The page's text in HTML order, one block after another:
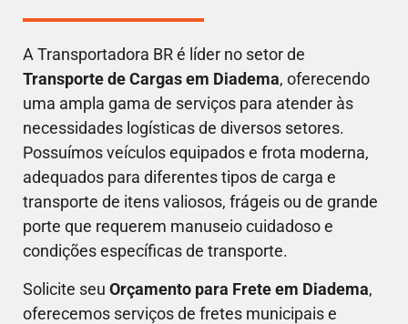
A Transportadora BR é líder no setor de
Transporte de Cargas em Diadema, oferecendo
uma ampla gama de serviços para atender às
necessidades logísticas de diversos setores.
Possuímos veículos equipados e frota moderna,
adequados para diferentes tipos de carga e
transporte de itens valiosos, frágeis ou de grande
porte que requerem manuseio cuidadoso e
condições específicas de transporte.
Solicite seu Orçamento para Frete em Diadema,
oferecemos serviços de fretes municipais e